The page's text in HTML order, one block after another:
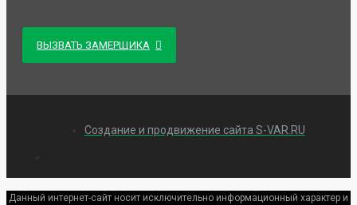
ВЫЗВАТЬ ЗАМЕРЩИКА
Создание и продвижение сайта S-VAR.RU
Данный интернет-сайт носит исключительно информационный характер и